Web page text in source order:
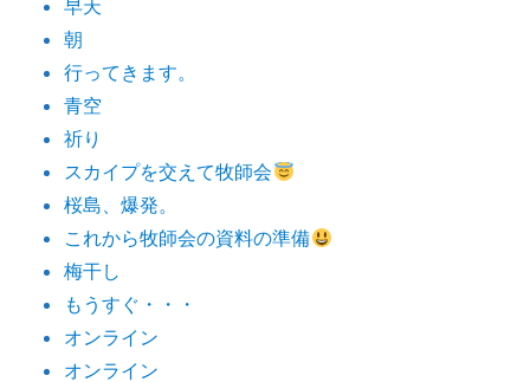
早天
朝
行ってきます。
青空
祈り
スカイプを交えて牧師会
桜島、爆発。
これから牧師会の資料の準備
梅干し
もうすぐ・・・
オンライン
オンライン